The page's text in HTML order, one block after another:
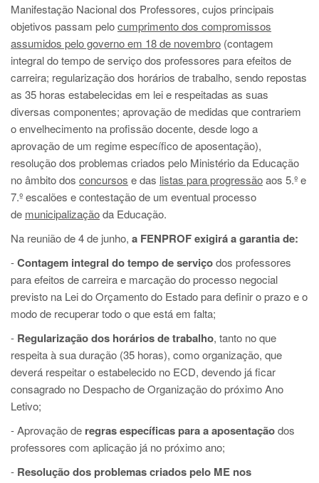
Manifestação Nacional dos Professores, cujos principais
objetivos passam pelocumprimento dos compromissos
assumidos pelo governo em 18 de novembro (contagem
integral do tempo de serviço dos professores para efeitos de
carreira; regularização dos horários de trabalho, sendo repostas
as 35 horas estabelecidas em lei e respeitadas as suas
diversas componentes; aprovação de medidas que contrariem
o envelhecimento na profissão docente, desde logo a
aprovação de um regime específico de aposentação),
resolução dos problemas criados pelo Ministério da Educação
no âmbito dos concursos e das listas para progressãoaos 5.º e
7.º escalões e contestação de um eventual processo
de municipalizaçãoda Educação.
Na reunião de 4 de junho, a FENPROF exigirá a garantia de:
-Contagem integral do tempo de serviçodos professores
para efeitos de carreira e marcação do processo negocial
previsto na Lei do Orçamento do Estado para definir o prazo e o
modo de recuperar todo o que está em falta;
- Regularização dos horários de trabalho, tanto no que
respeita à sua duração (35 horas), como organização, que
deverá respeitar o estabelecido no ECD, devendo já ficar
consagrado no Despacho de Organização do próximo Ano
Letivo;
- Aprovação de regras específicas para a aposentaçãodos
professores com aplicação já no próximo ano;
- Resolução dos problemas criados pelo ME nos